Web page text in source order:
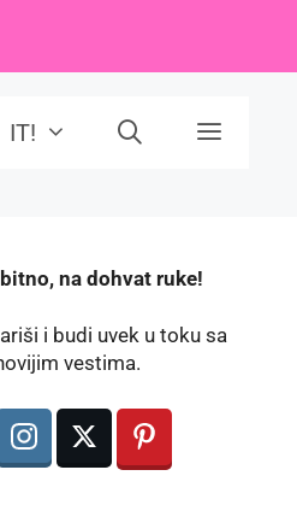
IT!
na dohvat ruke!
i budi uvek u toku sa
vestima.